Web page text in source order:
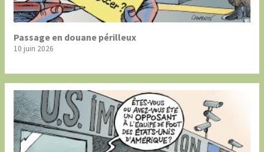
Passage en douane périlleux
10 juin 2026